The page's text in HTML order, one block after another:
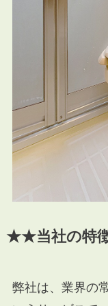
★★当社の特
弊社は、業界の